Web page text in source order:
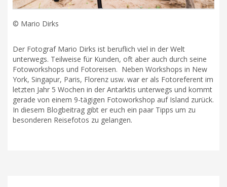
© Mario Dirks
Der Fotograf Mario Dirks ist beruflich viel in der Welt
unterwegs. Teilweise für Kunden, oft aber auch durch seine
Fotoworkshops und Fotoreisen. Neben Workshops in New
York, Singapur, Paris, Florenz usw. war er als Fotoreferent im
letzten Jahr 5 Wochen in der Antarktis unterwegs und kommt
gerade von einem 9-tägigen Fotoworkshop auf Island zurück.
In diesem Blogbeitrag gibt er euch ein paar Tipps um zu
besonderen Reisefotos zu gelangen.